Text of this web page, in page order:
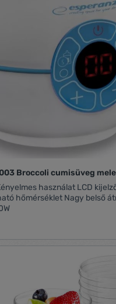
Broccoli cumisüveg
hőmérséklet Nagy belső